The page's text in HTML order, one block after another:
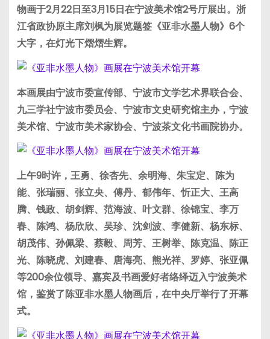
物画于2月22日至3月15日在宁波美术馆2号厅展出。浙
江省政协原主席刘枫为展览题签《亚非水墨人物》6个
大字，在灯光下熠熠生辉。
本画展由宁波市委宣传部、宁波市文学艺术界联合会、
九三学社宁波市委员会、宁波市文史研究馆主办，宁波
美术馆、宁波市美术家协会、宁波茶文化书画院协办。
上午9时许，王勇、徐杏先、余明海、朱宝定、陈为
能、张瑞丽、张立央、傅丹、郁伟年、忻正大、王高
腾、钱政、胡剑辉、范海波、叶文群、徐锦宝、李万
春、陈鸿、杨欣欣、吴珍、沈剑波、李健新、杨东标、
胡茂伟、孙佩梁、蔡毅、周芳、王树举、陈克温、陈正
光、陈晓虎、刘建春、唐海亮、熊光祥、罗婷、张亚佩
等200余位领导、嘉宾及书画爱好者络绎迈入宁波美术
馆，鉴赏了陈亚非水墨人物画后，在中央厅举行了开幕
式。